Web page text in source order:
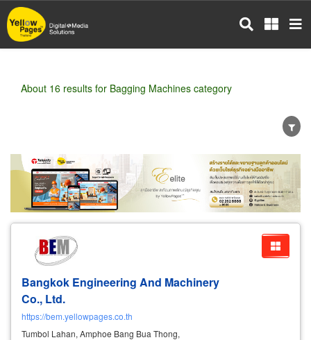
Skip
to
main
About 16 results for Bagging Machines category
Wholesale Retail Manufacturer
Dealer
Exporter/Importer
Service Business
Bangkok Engineering And Machinery
Co., Ltd.
https://bem.yellowpages.co.th
Tumbol Lahan, Amphoe Bang Bua Thong,